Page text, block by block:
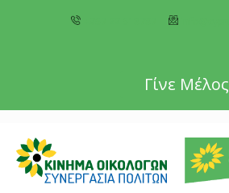
Γίνε Μέλος